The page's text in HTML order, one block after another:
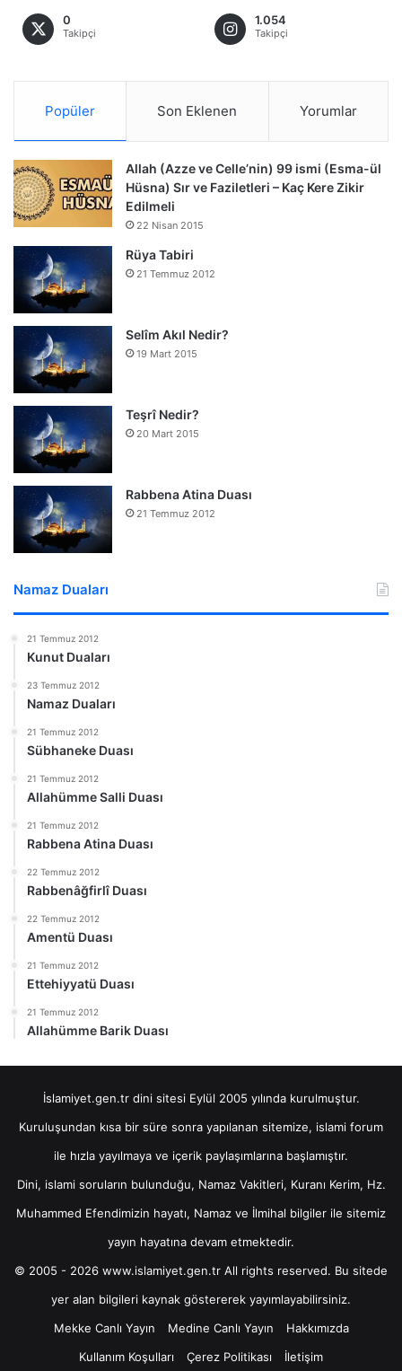
0
Takipçi
1.054
Takipçi
Popüler Son Eklenen Yorumlar
Allah (Azze ve Celle’nin) 99 ismi (Esma-ül
Hüsna) Sır ve Faziletleri – Kaç Kere Zikir
Edilmeli
22 Nisan 2015
Rüya Tabiri
21 Temmuz 2012
Selîm Akıl Nedir?
19 Mart 2015
Teşrî Nedir?
20 Mart 2015
Rabbena Atina Duası
21 Temmuz 2012
Namaz Duaları
21 Temmuz 2012
Kunut Duaları
23 Temmuz 2012
Namaz Duaları
21 Temmuz 2012
Sübhaneke Duası
21 Temmuz 2012
Allahümme Salli Duası
21 Temmuz 2012
Rabbena Atina Duası
22 Temmuz 2012
Rabbenâğfirlî Duası
22 Temmuz 2012
Amentü Duası
21 Temmuz 2012
Ettehiyyatü Duası
21 Temmuz 2012
Allahümme Barik Duası
İslamiyet.gen.tr dini sitesi Eylül 2005 yılında kurulmuştur.
Kuruluşundan kısa bir süre sonra yapılanan sitemize, islami forum
ile hızla yayılmaya ve içerik paylaşımlarına başlamıştır.
Dini, islami soruların bulunduğu, Namaz Vakitleri, Kuranı Kerim, Hz.
Muhammed Efendimizin hayatı, Namaz ve İlmihal bilgiler ile sitemiz
yayın hayatına devam etmektedir.
© 2005 - 2026 www.islamiyet.gen.tr All rights reserved. Bu sitede
yer alan bilgileri kaynak göstererek yayımlayabilirsiniz.
Mekke Canlı Yayın
Medine Canlı Yayın
Hakkımızda
Kullanım Koşulları
Çerez Politikası İletişim